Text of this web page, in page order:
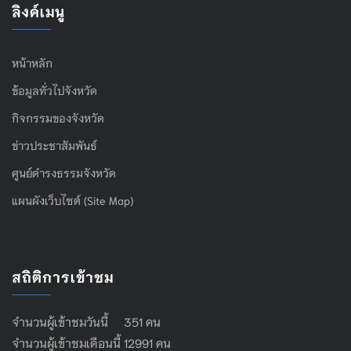
ลิงค์เมนู
หน้าหลัก
ข้อมูลทั่วไปจังหวัด
กิจกรรมของจังหวัด
ข่าวประชาสัมพันธ์
ศูนย์ดำรงธรรมจังหวัด
แผนผังเว็บไซต์ (Site Map)
สถิติการเข้าชม
จำนวนผู้เข้าชมวันนี้ 351 คน
จำนวนผู้เข้าชมเดือนนี้ 12991 คน